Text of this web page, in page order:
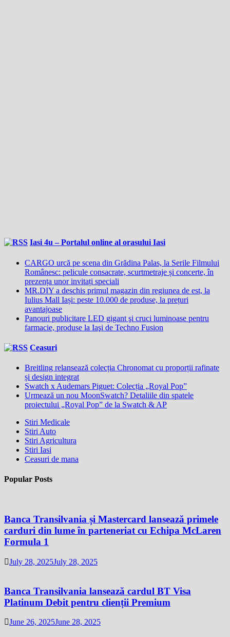
Iasi 4u – Portalul online al orasului Iasi
CARGO urcă pe scena din Grădina Palas, la Serile Filmului
Românesc: pelicule consacrate, scurtmetraje și concerte, în
prezența unor invitați speciali
MR.DIY a deschis primul magazin din regiunea de est, la
Iulius Mall Iași: peste 10.000 de produse, la prețuri
avantajoase
Panouri publicitare LED gigant şi cruci luminoase pentru
farmacie, produse la Iaşi de Techno Fusion
Ceasuri
Breitling relansează colecția Chronomat cu proporții rafinate
și design integrat
Swatch x Audemars Piguet: Colecția „Royal Pop”
Urmează un nou MoonSwatch? Detaliile din spatele
proiectului „Royal Pop” de la Swatch & AP
Stiri Medicale
Stiri Auto
Stiri Agricultura
Stiri Iasi
Ceasuri de mana
Popular Posts
Banca Transilvania și Mastercard lansează primele
carduri din lume în parteneriat cu Echipa McLaren
Formula 1
July 28, 2025July 28, 2025
Banca Transilvania lansează cardul BT Visa
Platinum Debit pentru clienții Premium
June 26, 2025June 28, 2025